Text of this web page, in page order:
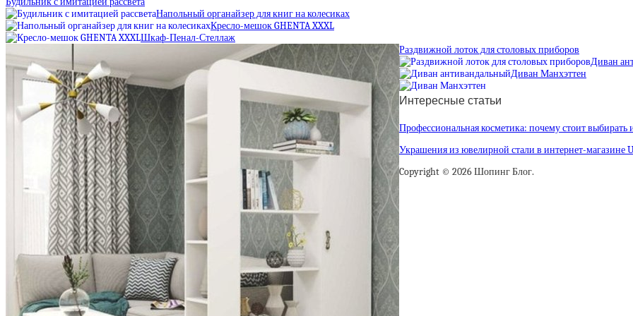
Напольный органайзер для книг на колесиках
Кресло-мешок GHENTA XXXL
Шкаф-Пенал-Стеллаж
Раздвижной лоток для столовых приборов
Диван
Диван Манхэттен
Интересные статьи
Профессиональная косметика: почему стоит выбирать
Украшения из ювелирной стали в интернет-магазине
Copyright © 2026 Шопинг Блог.